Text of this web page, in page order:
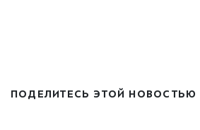
ПОДЕЛИТЕСЬ ЭТОЙ НОВОСТЬЮ